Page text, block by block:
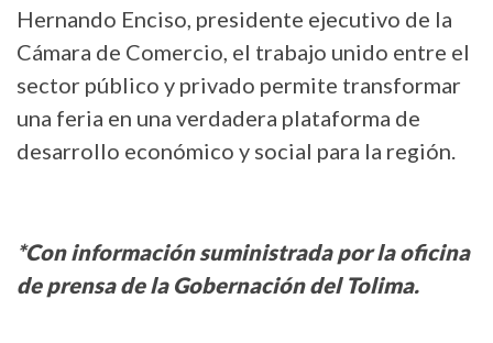
Hernando Enciso, presidente ejecutivo de la
Cámara de Comercio, el trabajo unido entre el
sector público y privado permite transformar
una feria en una verdadera plataforma de
desarrollo económico y social para la región.
*Con información suministrada por la oficina
de prensa de la Gobernación del Tolima.